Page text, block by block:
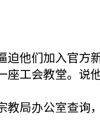
迫他们加入官
座工会教堂。说
教局办公室查询